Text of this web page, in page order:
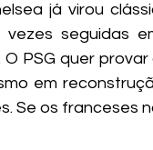
já virou
seguidas
PSG quer
em
Se os franceses